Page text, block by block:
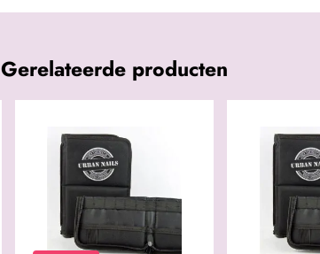
Gerelateerde producten